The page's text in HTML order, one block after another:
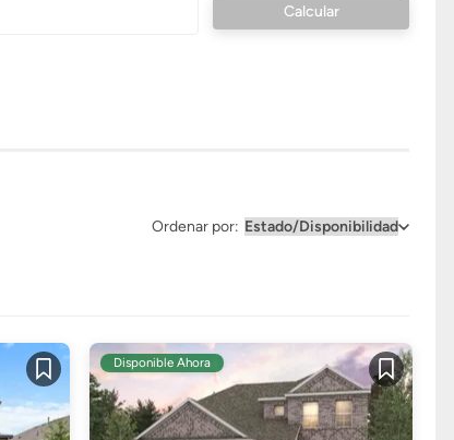
Ordenar por:
Guardar Guardar
Disponible Ahora